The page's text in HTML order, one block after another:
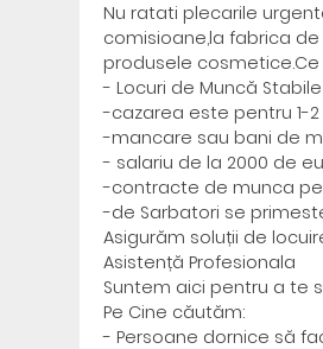
Nu ratati plecarile
comisioane,la fabrica
produsele cosmetice.Ce
- Locuri de Muncă Stabile
-cazarea este pentru 1-
-mancare sau bani de
- salariu de la 2000 de
-contracte de munca pe
-de Sarbatori se
Asigurăm soluții de
Asistență Profesionala
Suntem aici pentru a te
Pe Cine căutăm:
- Persoane dornice să